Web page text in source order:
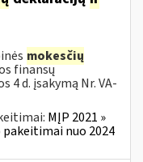
mokesčių
finansų
4 d. įsakymą Nr. VA-
MĮP 2021 »
nuo 2024